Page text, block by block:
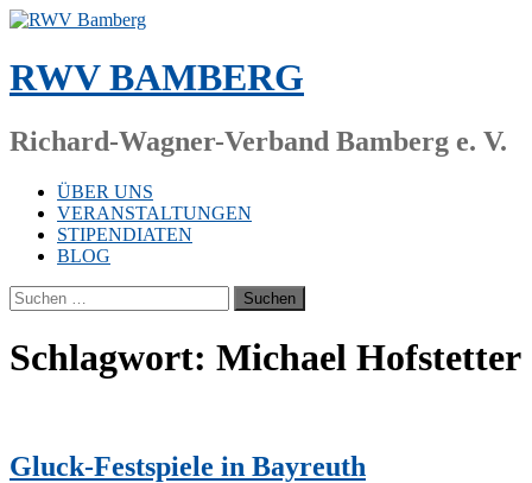
Zum
springen
RWV BAMBERG
Richard-Wagner-Verband Bamberg e. V.
ÜBER UNS
VERANSTALTUNGEN
STIPENDIATEN
BLOG
Suchen
nach:
Schlagwort: Michael Hofstetter
Gluck-Festspiele in Bayreuth